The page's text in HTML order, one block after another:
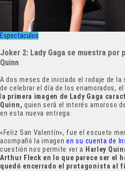
Espectaculos
Joker 2: Lady Gaga se muestra por
Quinn
A dos meses de iniciado el rodaje de la
de celebrar el día de los enamorados,
a primera imagen de Lady Gaga
Quinn, quien será el interés amoroso
en esta nueva entrega.
«Feliz San Valentín», fue el escueto
acompañó la imagenen su cuenta de
cuestión nos permite ver a Harley
Arthur Fleck en lo que parece ser el
quedó encerrado el protagonista al